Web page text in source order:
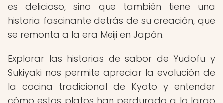
es delicioso, sino que también tiene una
historia fascinante detrás de su creación, que
se remonta a la era Meiji en Japón.
Explorar las historias de sabor de Yudofu y
Sukiyaki nos permite apreciar la evolución de
la cocina tradicional de Kyoto y entender
cómo estos platos han perdurado a lo largo